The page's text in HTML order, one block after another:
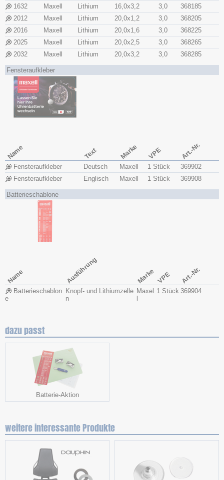
1632
Maxell Lithium 16,0x​3,2 3,0
368185
2012
Maxell Lithium 20,0x​1,2 3,0
368205
2016
Maxell Lithium 20,0x​1,6 3,0
368225
2025
Maxell Lithium 20,0x​2,5 3,0
368265
2032
Maxell Lithium 20,0x​3,2 3,0 368285
Fensteraufkleber
Name Text Marke VPE Art.-Nr.
Fensteraufkleber Deutsch Maxell 1 Stück
369902
Fensteraufkleber
Englisch Maxell 1 Stück 369908
Batterieschablone
Name Ausführung Marke VPE Art.-Nr.
Batterieschablon
e
Knopf- und Lithiumzelle
n
Maxel 1 Stück 369904
dazu passt
Batterie-Aktion
weitere interessante Produkte